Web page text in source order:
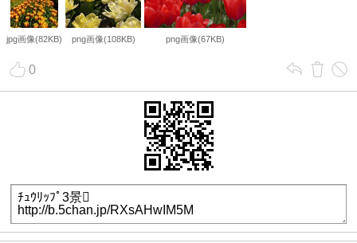
jpg画像(82KB) png画像(108KB) png画像(67KB)
0